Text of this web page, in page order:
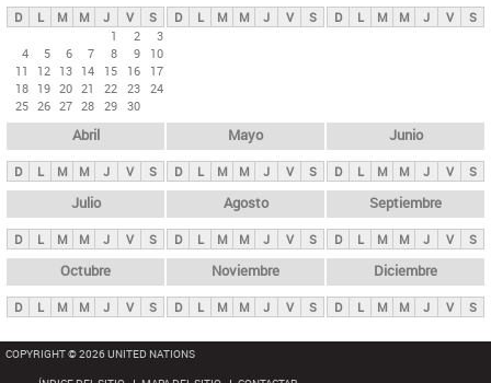
s
p
n
i
p
a
l
s
D L M M J V
S
1
2
3
4
5 6 7 8 9
10
11
12 13 14 15 16
17
18 19 20 21 22 23 24
25 26 27 28 29 30
D L M M J V S D L M M J V S
Abril
D L M M J V S
Mayo
D L M M J V S
Junio
D L M M J V S
Julio
D L M M J V S
Agosto
D L M M J V S
Septiembre
D L M M J V S
Octubre
D L M M J V S
Noviembre
D L M M J V S
Diciembre
D L M M J V S
COPYRIGHT © 2026 UNITED NATIONS